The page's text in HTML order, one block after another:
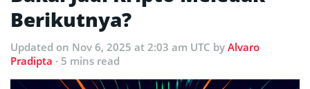
Berikutnya?
Updated on Nov 6, 2025 at 2:03 am UTC by Alvaro
Pradipta · 5 mins read